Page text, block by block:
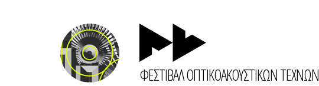
ΦΕΣΤΙΒΑΛ ΟΠΤΙΚΟΑΚΟΥΣΤΙΚΩΝ ΤΕΧΝΩΝ